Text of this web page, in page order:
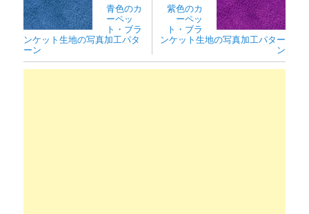
青色のカ
ーペッ
ト・ブラ
ンケット生地の写真加工パタ
ーン
紫色のカ
ーペッ
ト・ブラ
ンケット生地の写真加工パター
ン